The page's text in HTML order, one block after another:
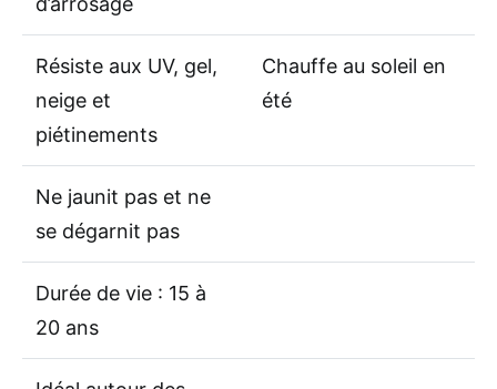
Résiste aux UV, gel,
neige et
piétinements
Chauffe au soleil en
été
Ne jaunit pas et ne
se dégarnit pas
Durée de vie : 15 à
20 ans